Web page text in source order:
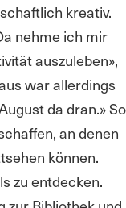
kreativ.
nehme ich mir
auszuleben»,
war allerdings
da dran.» So
an denen
können.
zu entdecken.